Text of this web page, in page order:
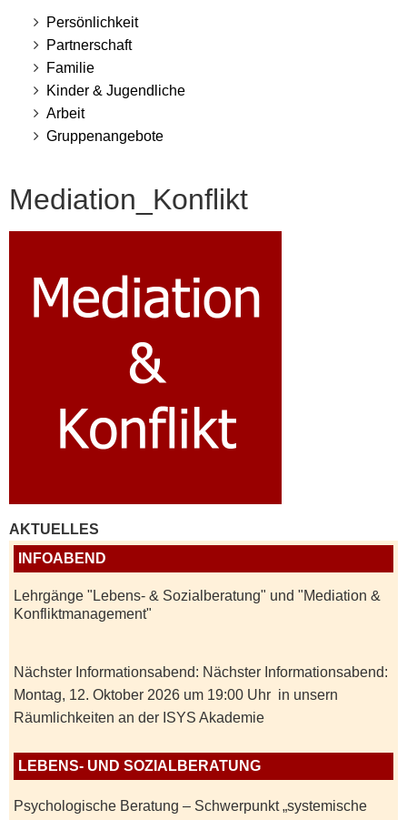
Persönlichkeit
Partnerschaft
Familie
Kinder & Jugendliche
Arbeit
Gruppenangebote
Mediation_Konflikt
AKTUELLES
INFOABEND
Lehrgänge "Lebens- & Sozialberatung" und "Mediation &
Konfliktmanagement"
Nächster Informationsabend: Nächster Informationsabend:
Montag, 12. Oktober 2026 um 19:00 Uhr in unsern
Räumlichkeiten an der ISYS Akademie
LEBENS- UND SOZIALBERATUNG
Psychologische Beratung – Schwerpunkt „systemische